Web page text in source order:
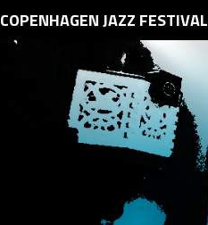
COPENHAGEN JAZZ FESTIVAL